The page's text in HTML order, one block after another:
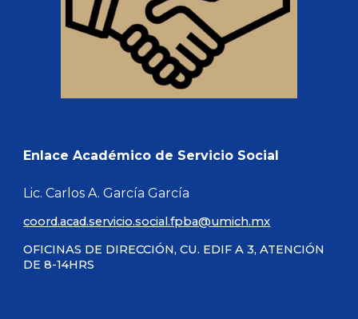
Enlace Académico de Servicio Social
Lic. Carlos A. García García
coord.acad.servicio.social.fpba@umich.mx
OFICINAS DE DIRECCIÓN, CU. EDIF A 3, ATENCIÓN
DE 8-14HRS